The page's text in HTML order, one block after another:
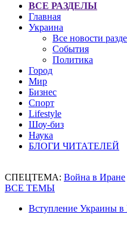
ВСЕ РАЗДЕЛЫ
Главная
Украина
Все новости
События
Политика
Город
Мир
Бизнес
Спорт
Lifestyle
Шоу-биз
Наука
БЛОГИ ЧИТАТЕЛЕЙ
СПЕЦТЕМА: Война в Иране
ВСЕ ТЕМЫ
Вступление Украины